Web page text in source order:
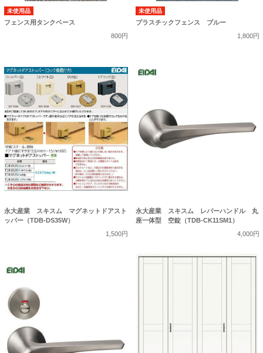
未使用品
フェンス用タンクベース
800円
未使用品
プラスチックフェンス ブルー
1,800円
永大産業 スキスム マグネットドアスト
ッパー（TDB-DS35W）
1,500円
永大産業 スキスム レバーハンドル 丸
座一体型 空錠（TDB-CK11SM1）
4,000円